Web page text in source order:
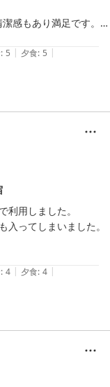
感もあり満足です。
が大変満足です。
: 5 | 夕食: 5 |
利用しました。
ってしまいました。
: 4 | 夕食: 4 |